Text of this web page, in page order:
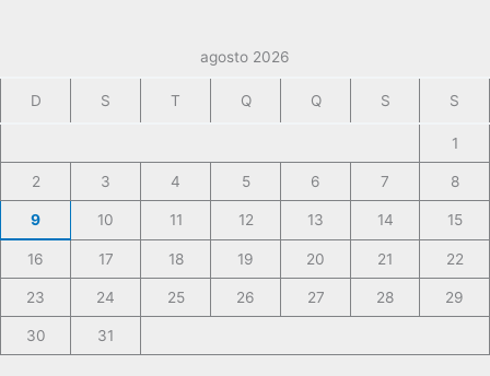
agosto 2026
D S T Q Q S S
1
2 3 4 5 6 7 8
9 10 11 12 13 14 15
16 17 18 19 20 21 22
23 24 25 26 27 28 29
30 31